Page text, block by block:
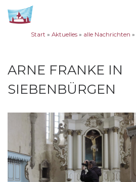
Zum Inhalt springen
Start » Aktuelles » alle Nachrichten »
ARNE FRANKE IN
SIEBENBÜRGEN